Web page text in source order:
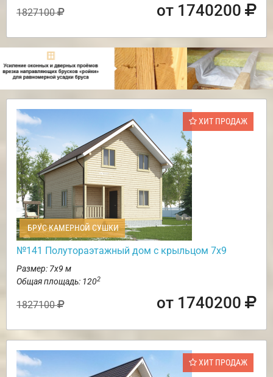
1827100 от 1740200
ХИТ ПРОДАЖ
БРУС КАМЕРНОЙ СУШКИ
№141 Полутораэтажный дом с крыльцом 7х9
Размер: 7х9 м
Общая площадь: 1202
1827100 от 1740200
ХИТ ПРОДАЖ